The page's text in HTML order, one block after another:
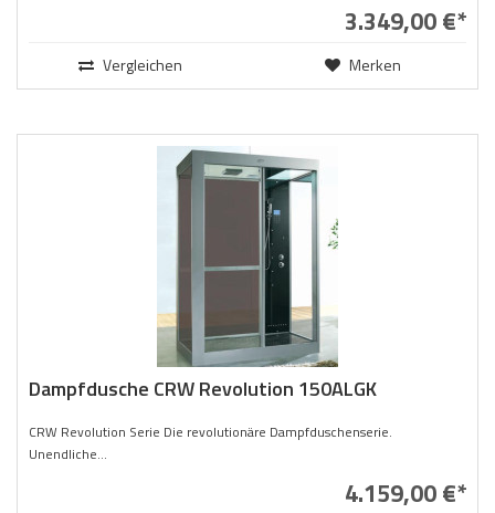
3.349,00 €*
Vergleichen Merken
Dampfdusche CRW Revolution 150ALGK
CRW Revolution Serie Die revolutionäre Dampfduschenserie.
Unendliche...
4.159,00 €*